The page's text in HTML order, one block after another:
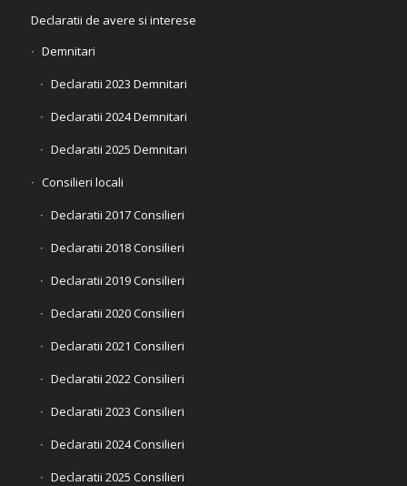
Declaratii de avere si interese
Demnitari
Declaratii 2023 Demnitari
Declaratii 2024 Demnitari
Declaratii 2025 Demnitari
Consilieri locali
Declaratii 2017 Consilieri
Declaratii 2018 Consilieri
Declaratii 2019 Consilieri
Declaratii 2020 Consilieri
Declaratii 2021 Consilieri
Declaratii 2022 Consilieri
Declaratii 2023 Consilieri
Declaratii 2024 Consilieri
Declaratii 2025 Consilieri